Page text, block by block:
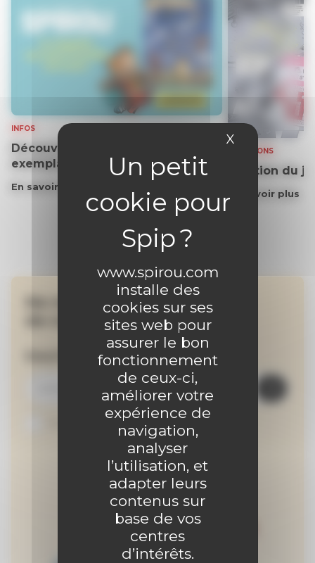
www.spirou.com
installe des
cookies sur ses
sites web pour
assurer le bon
fonctionnement
de ceux-ci,
améliorer votre
expérience de
navigation,
analyser
l’utilisation, et
adapter leurs
contenus sur
base de vos
centres
d’intérêts.
X Masquer le
INFOS
Découvrez gratuitement un
exemplaire du journal !
En savoir plus
SOLUTIONS
Solution du
En savoir plus
Ne manquez aucune
de nos actualités !
Inscrivez-vous à la newsletter
Je suis abonné au site